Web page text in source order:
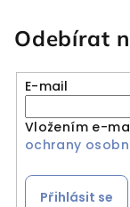
Odebírat
E-mail
Vložením e-
ochrany
Přihlásit se